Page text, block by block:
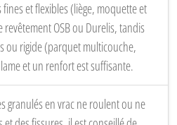
et flexibles (liège, moquette et
OSB ou Durelis, tandis
ou rigide (parquet multicouche,
et un renfort est suffisante.
granulés en vrac ne roulent ou ne